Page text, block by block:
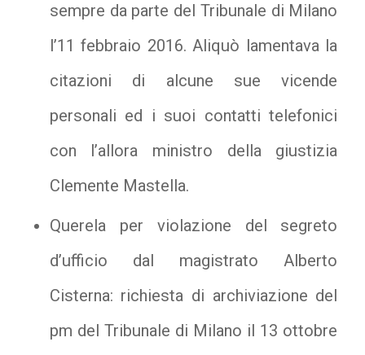
sempre da parte del Tribunale di Milano
l’11 febbraio 2016. Aliquò lamentava la
citazioni di alcune sue vicende
personali ed i suoi contatti telefonici
con l’allora ministro della giustizia
Clemente Mastella.
Querela per violazione del segreto
d’ufficio dal magistrato Alberto
Cisterna: richiesta di archiviazione del
pm del Tribunale di Milano il 13 ottobre